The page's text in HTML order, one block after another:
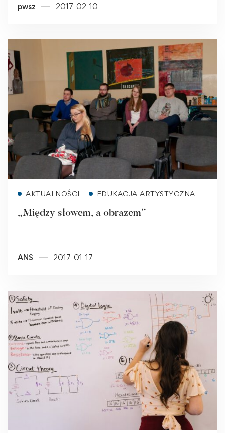
pwsz 2017-02-10
AKTUALNOŚCI EDUKACJA ARTYSTYCZNA
„Między słowem, a obrazem”
ANS 2017-01-17